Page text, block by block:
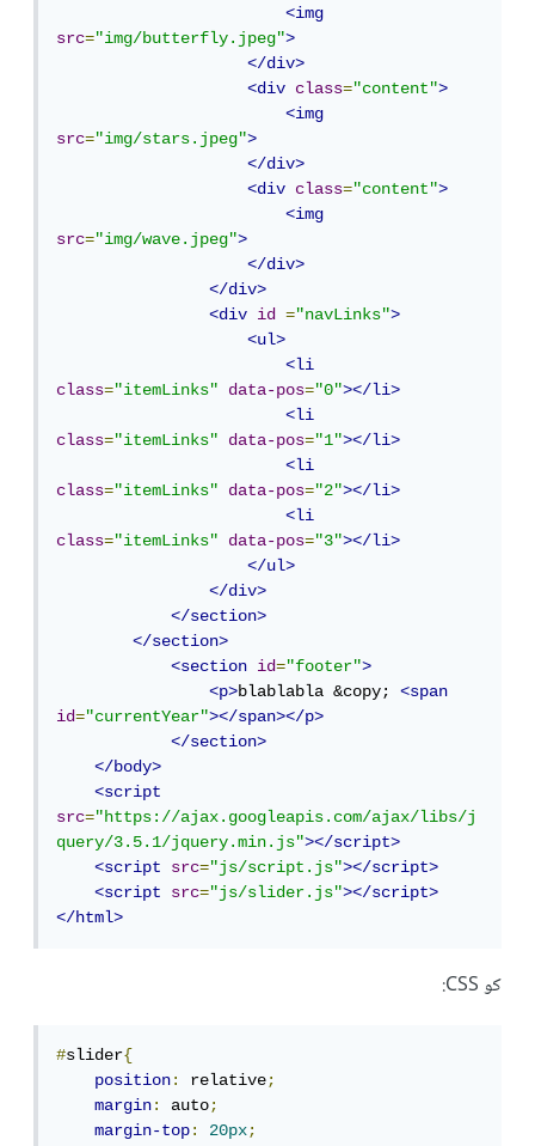
<img
src="img/butterfly.jpeg">
</div>
<div
class="content">
<img
src="img/stars.jpeg">
</div>
<div
class="content">
<img
src="img/wave.jpeg">
</div>
</div>
<div
id ="navLinks">
<ul>
<li
class="itemLinks" data-pos="0"></li>
<li
class="itemLinks" data-pos="1"></li>
<li
class="itemLinks" data-pos="2"></li>
<li
class="itemLinks" data-pos="3"></li>
</ul>
</div>
</section>
</section>
<section
id="footer">
<p>blablabla &copy; <span
id="currentYear"></span></p>
</section>
</body>
<script
src="https://ajax.googleapis.com/ajax/libs/j
query/3.5.1/jquery.min.js"></script>
<script
src="js/script.js"></script>
<script
src="js/slider.js"></script>
</html>
كو CSS:
#slider{
position: relative;
margin: auto;
margin-top: 20px;